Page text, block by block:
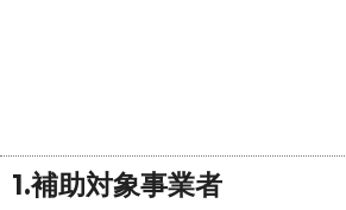
1.補助対象事業者